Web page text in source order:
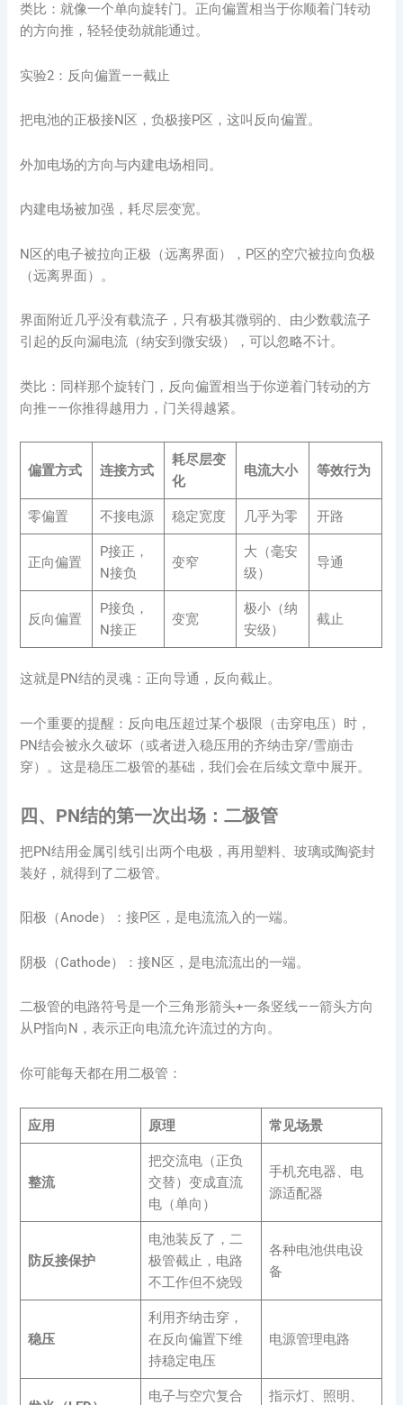
类比：就像一个单向旋转门。正向偏置相当于你顺着门转动
的方向推，轻轻使劲就能通过。
实验2：反向偏置——截止
把电池的正极接N区，负极接P区，这叫反向偏置。
外加电场的方向与内建电场相同。
内建电场被加强，耗尽层变宽。
N区的电子被拉向正极（远离界面），P区的空穴被拉向负极
（远离界面）。
界面附近几乎没有载流子，只有极其微弱的、由少数载流子
引起的反向漏电流（纳安到微安级），可以忽略不计。
类比：同样那个旋转门，反向偏置相当于你逆着门转动的方
向推——你推得越用力，门关得越紧。
偏置方式 连接方式
耗尽层变
化
电流大小 等效行为
零偏置 不接电源 稳定宽度 几乎为零 开路
正向偏置
P接正，
N接负
变窄
大（毫安
级）
导通
反向偏置
P接负，
N接正
变宽
极小（纳
安级）
截止
这就是PN结的灵魂：正向导通，反向截止。
一个重要的提醒：反向电压超过某个极限（击穿电压）时，
PN结会被永久破坏（或者进入稳压用的齐纳击穿/雪崩击
穿）。这是稳压二极管的基础，我们会在后续文章中展开。
四、PN结的第一次出场：二极管
把PN结用金属引线引出两个电极，再用塑料、玻璃或陶瓷封
装好，就得到了二极管。
阳极（Anode）：接P区，是电流流入的一端。
阴极（Cathode）：接N区，是电流流出的一端。
二极管的电路符号是一个三角形箭头+一条竖线——箭头方向
从P指向N，表示正向电流允许流过的方向。
你可能每天都在用二极管：
应用 原理 常见场景
整流
把交流电（正负
交替）变成直流
电（单向）
手机充电器、电
源适配器
防反接保护
电池装反了，二
极管截止，电路
不工作但不烧毁
各种电池供电设
备
稳压
利用齐纳击穿，
在反向偏置下维
持稳定电压
电源管理电路
电子与空穴复合 指示灯、照明、